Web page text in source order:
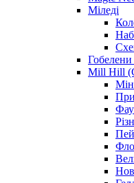
Міледі
Mill Hill